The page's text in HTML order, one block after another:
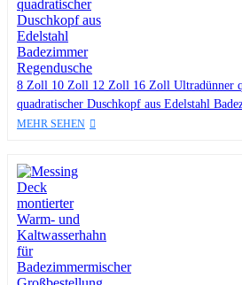
8 Zoll 10 Zoll 12 Zoll 16 Zoll Ultradünner
quadratischer Duschkopf aus Edelstahl
MEHR SEHEN